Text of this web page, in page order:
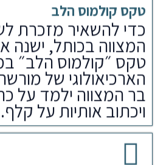
טקס קולמוס הלב
כדי להשאיר מזכרת
המצווה בכותל, ישנה
טקס ״קולמוס הלב״
הארכיאולוגי של
בר המצווה ילמד על
ויכתוב אותיות על קלף.